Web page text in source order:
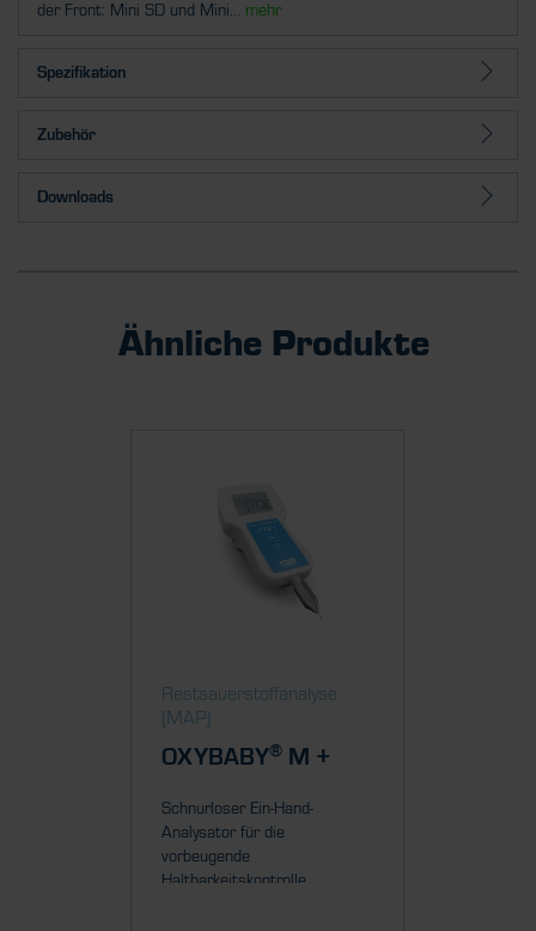
der Front: Mini SD und Mini... mehr
Spezifikation
Zubehör
Downloads
Ähnliche Produkte
Restsauerstoff­analyse
(MAP)
OXYBABY® M +
Schnurloser Ein-Hand-
Analysator für die
vorbeugende
Haltbarkeitskontrolle...